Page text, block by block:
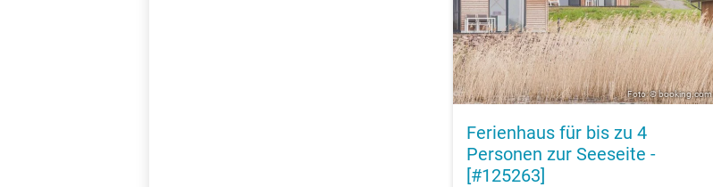
Foto: © booking.com
Ferienhaus für bis zu 4
Personen zur Seeseite -
[#125263]